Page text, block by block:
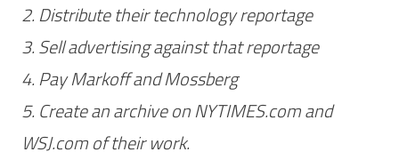
2. Distribute their technology reportage
3. Sell advertising against that reportage
4. Pay Markoff and Mossberg
5. Create an archive on NYTIMES.com and
WSJ.com of their work.